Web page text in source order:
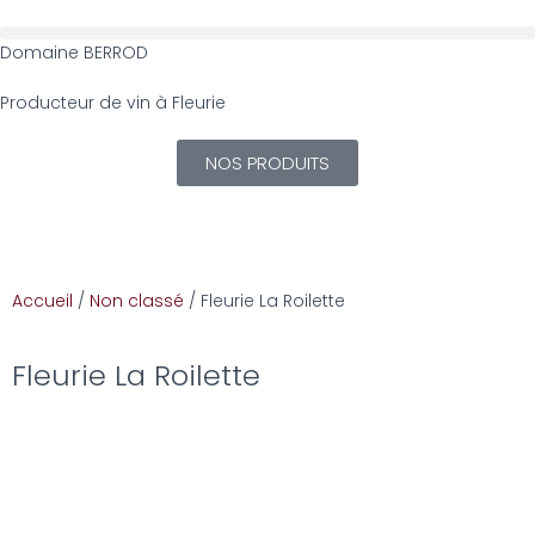
Domaine BERROD
Producteur de vin à Fleurie
NOS PRODUITS
Accueil / Non classé / Fleurie La Roilette
Fleurie La Roilette